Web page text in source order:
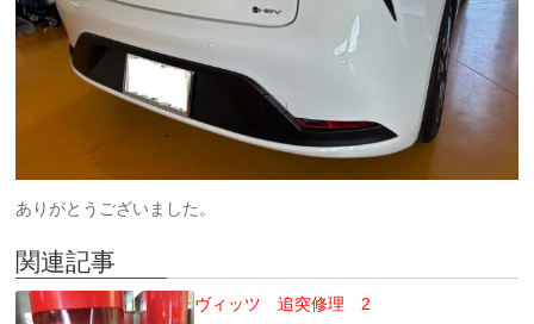
ありがとうございました。
関連記事
ヴィッツ 追突修理 2